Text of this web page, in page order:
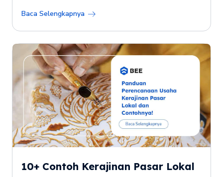
Baca Selengkapnya
10+ Contoh Kerajinan Pasar Lokal